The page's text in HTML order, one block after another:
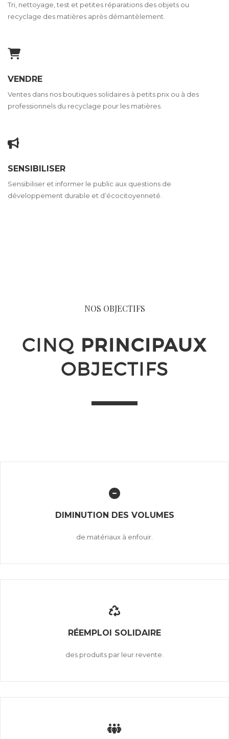
Tri, nettoyage, test et petites réparations des objets ou
recyclage des matières après démantèlement.
VENDRE
Ventes dans nos boutiques solidaires à petits prix ou à des
professionnels du recyclage pour les matières.
SENSIBILISER
Sensibiliser et informer le public aux questions de
développement durable et d’écocitoyenneté.
NOS OBJECTIFS
CINQ PRINCIPAUX
OBJECTIFS
DIMINUTION DES VOLUMES
de matériaux à enfouir.
RÉEMPLOI SOLIDAIRE
des produits par leur revente.